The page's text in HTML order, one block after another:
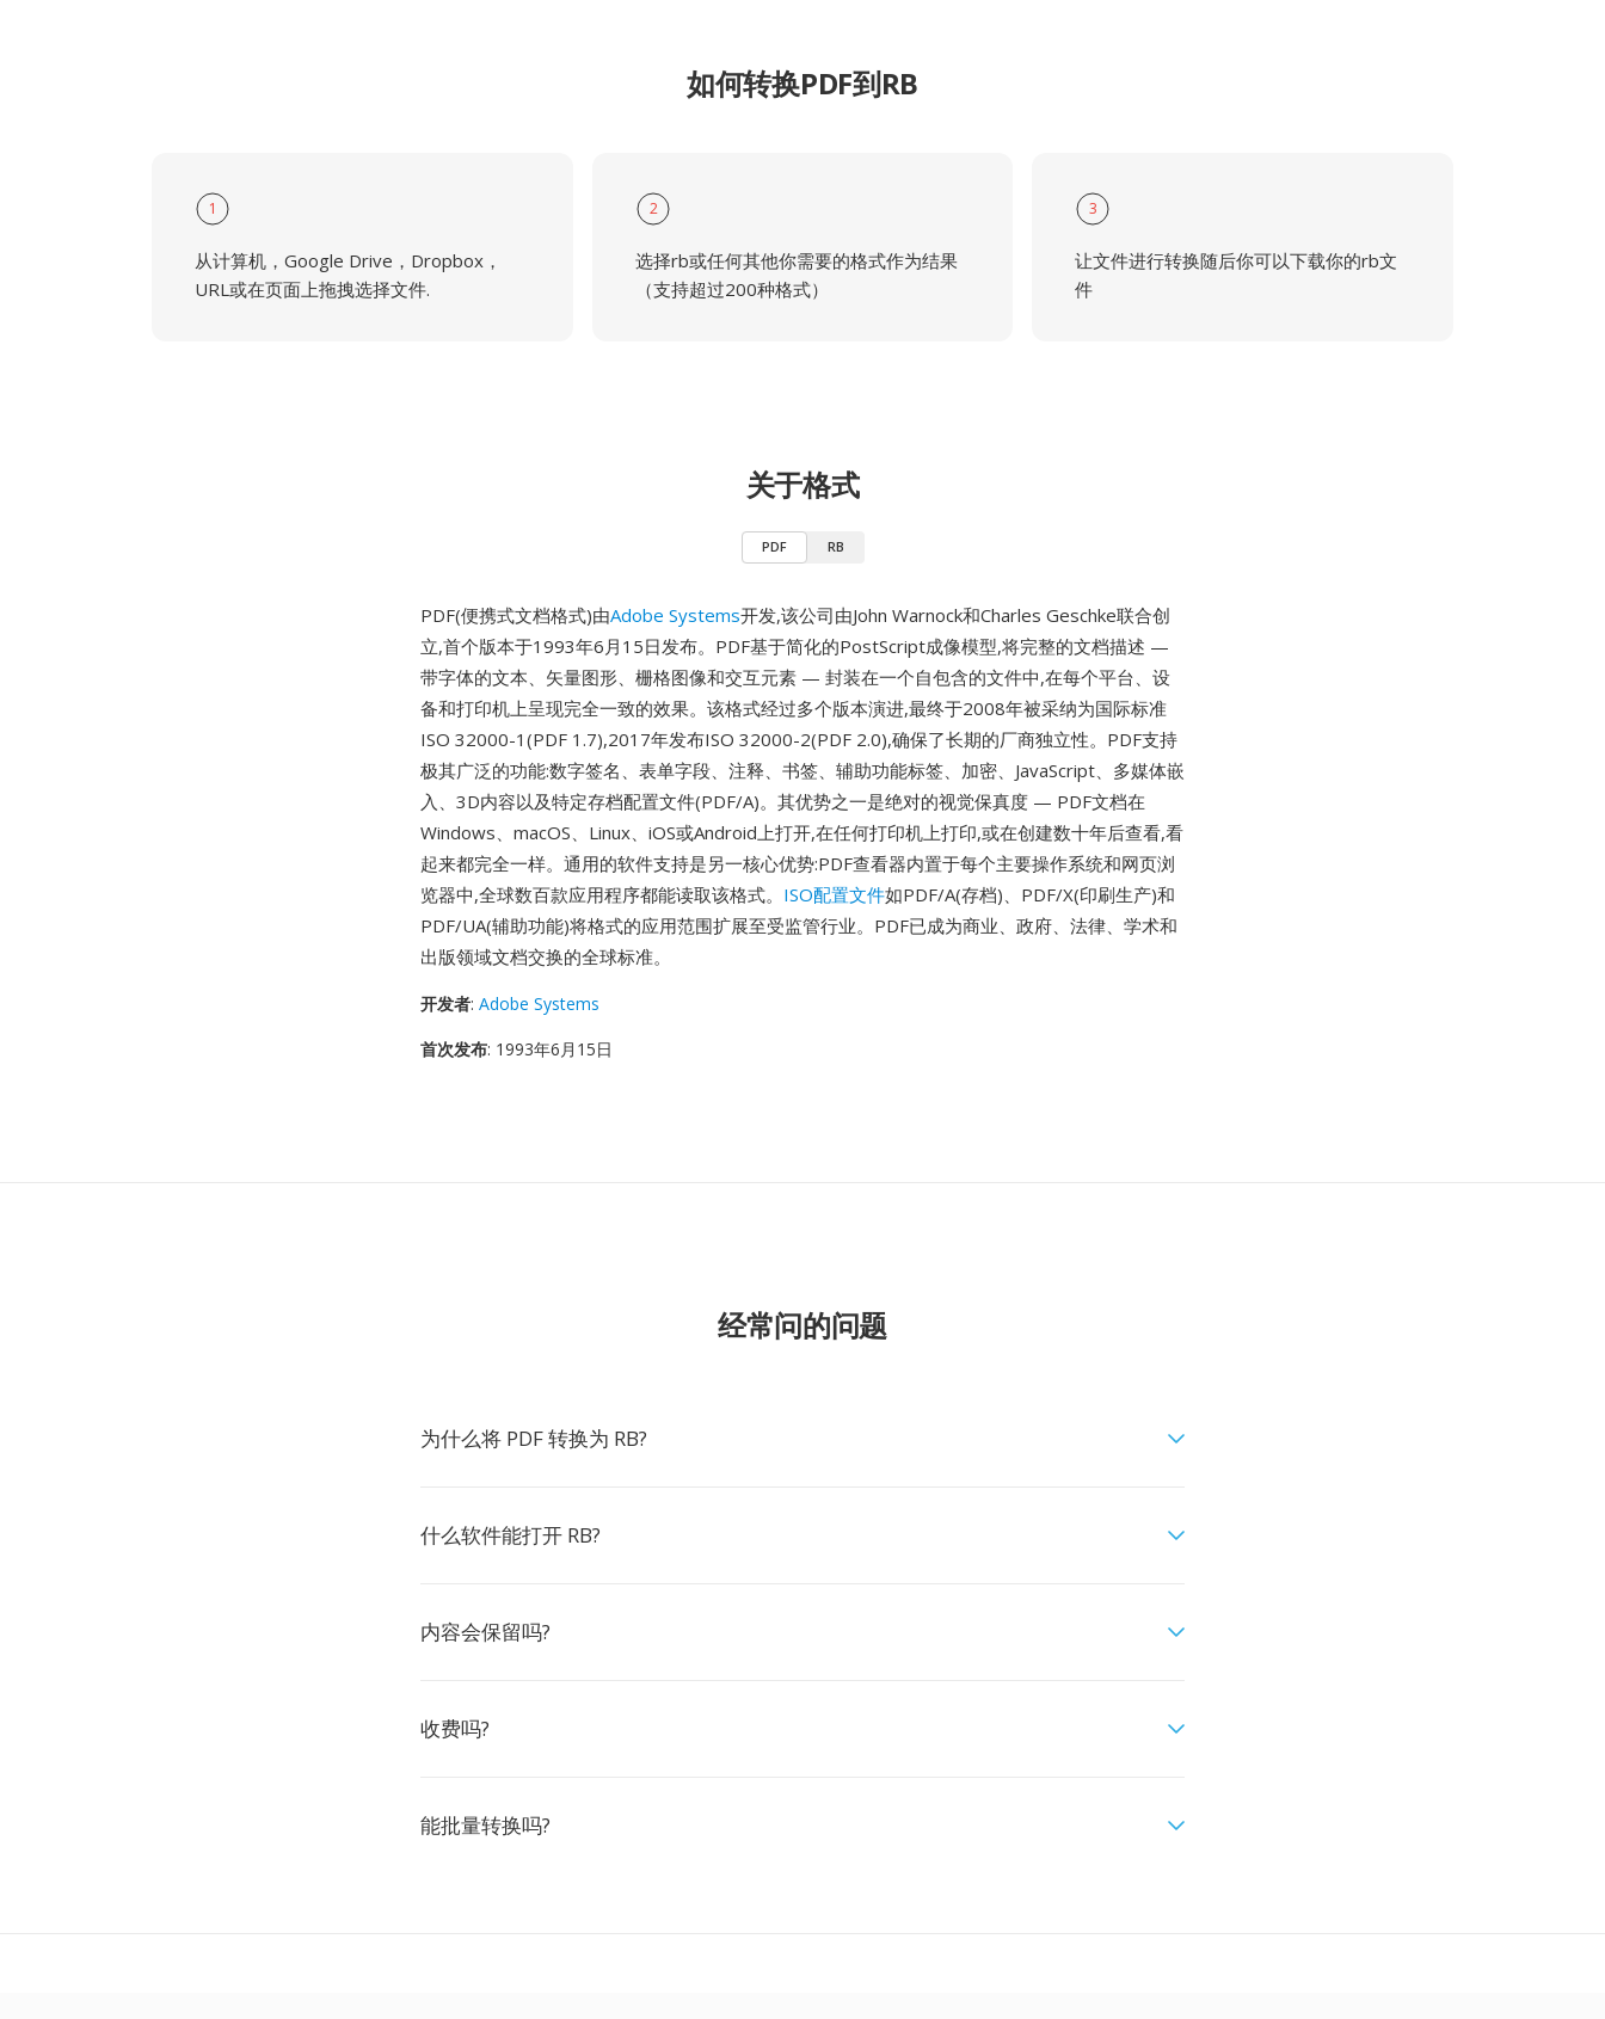
如何转换PDF到RB
1
从计算机，Google Drive，Dropbox，
URL或在页面上拖拽选择文件.
2
选择rb或任何其他你需要的格式作为结果
（支持超过200种格式）
3
让文件进行转换随后你可以下载你的rb文
件
关于格式
PDF RB
PDF(便携式文档格式)由Adobe Systems开发,该公司由John Warnock和Charles Geschke联合创
立,首个版本于1993年6月15日发布。PDF基于简化的PostScript成像模型,将完整的文档描述 —
带字体的文本、矢量图形、栅格图像和交互元素 — 封装在一个自包含的文件中,在每个平台、设
备和打印机上呈现完全一致的效果。该格式经过多个版本演进,最终于2008年被采纳为国际标准
ISO 32000-1(PDF 1.7),2017年发布ISO 32000-2(PDF 2.0),确保了长期的厂商独立性。PDF支持
极其广泛的功能:数字签名、表单字段、注释、书签、辅助功能标签、加密、JavaScript、多媒体嵌
入、3D内容以及特定存档配置文件(PDF/A)。其优势之一是绝对的视觉保真度 — PDF文档在
Windows、macOS、Linux、iOS或Android上打开,在任何打印机上打印,或在创建数十年后查看,看
起来都完全一样。通用的软件支持是另一核心优势:PDF查看器内置于每个主要操作系统和网页浏
览器中,全球数百款应用程序都能读取该格式。 ISO配置文件如PDF/A(存档)、PDF/X(印刷生产)和
PDF/UA(辅助功能)将格式的应用范围扩展至受监管行业。PDF已成为商业、政府、法律、学术和
出版领域文档交换的全球标准。
开发者: Adobe Systems
首次发布: 1993年6月15日
经常问的问题
为什么将 PDF 转换为 RB?
什么软件能打开 RB?
内容会保留吗?
收费吗?
能批量转换吗?